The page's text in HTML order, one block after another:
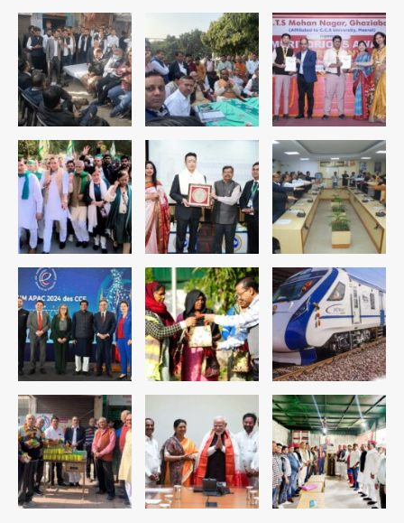
4
रोहित चौधरी गैंग का कुख्यात बदमाश राजस्थान
Team JHJ
1
पुरा महादेव से बेटियों के स्वास्थ्य और सुरक्षा का
संदेश
Team JHJ
2
अब पहला स्थान हासिल करना लक्ष्य: डीएम
Team JHJ
28 साल बाद कानून के शिकंजे में आया हत्या का
फरार आरोपी
Team JHJ